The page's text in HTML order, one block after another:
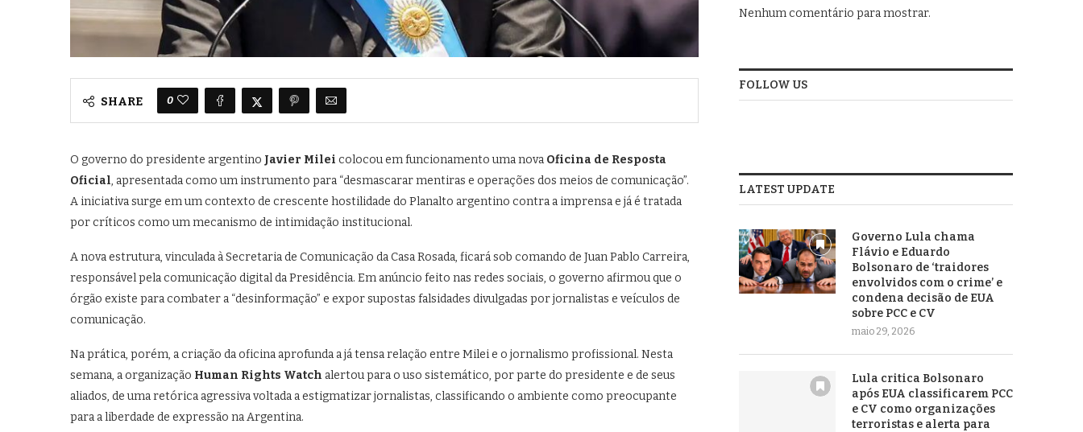
SHARE 0
O governo do presidente argentino Javier Milei colocou em funcionamento uma nova Oficina de Resposta
Oficial, apresentada como um instrumento para “desmascarar mentiras e operações dos meios de comunicação”.
A iniciativa surge em um contexto de crescente hostilidade do Planalto argentino contra a imprensa e já é tratada
por críticos como um mecanismo de intimidação institucional.
A nova estrutura, vinculada à Secretaria de Comunicação da Casa Rosada, ficará sob comando de Juan Pablo Carreira,
responsável pela comunicação digital da Presidência. Em anúncio feito nas redes sociais, o governo afirmou que o
órgão existe para combater a “desinformação” e expor supostas falsidades divulgadas por jornalistas e veículos de
comunicação.
Na prática, porém, a criação da oficina aprofunda a já tensa relação entre Milei e o jornalismo profissional. Nesta
semana, a organização Human Rights Watch alertou para o uso sistemático, por parte do presidente e de seus
aliados, de uma retórica agressiva voltada a estigmatizar jornalistas, classificando o ambiente como preocupante
para a liberdade de expressão na Argentina.
Nenhum comentário para mostrar.
FOLLOW US
LATEST UPDATE
Governo Lula chama
Flávio e Eduardo
Bolsonaro de ‘traidores
envolvidos com o crime’ e
condena decisão de EUA
sobre PCC e CV
maio 29, 2026
Lula critica Bolsonaro
após EUA classificarem PCC
e CV como organizações
terroristas e alerta para